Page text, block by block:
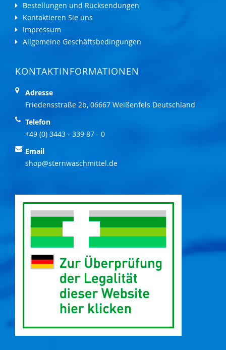
Bestellungen und Rücksendungen
Kontaktieren Sie uns
Impressum
Allgemeine Geschäftsbedingungen
KONTAKTINFORMATIONEN
Adresse
Friedensstraße 2b, 06667 Weißenfels Deutschland
Telefon
+49 (0) 3443 - 339 87 - 0
Email
shop@sternwaschmittel.de